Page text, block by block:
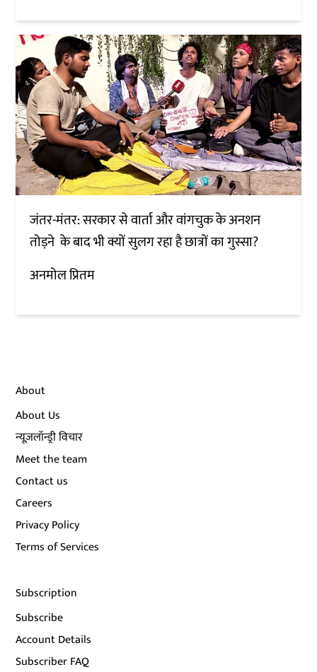
जंतर-मंतर: सरकार से वार्ता और वांगचुक के अनशन
तोड़ने के बाद भी क्यों सुलग रहा है छात्रों का गुस्सा?
अनमोल प्रितम
About
About Us
न्यूज़लॉन्ड्री विचार
Meet the team
Contact us
Careers
Privacy Policy
Terms of Services
Subscription
Subscribe
Account Details
Subscriber FAQ